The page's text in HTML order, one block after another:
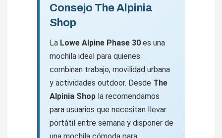
Consejo The Alpinia
Shop
La Lowe Alpine Phase 30 es una
mochila ideal para quienes
combinan trabajo, movilidad urbana
y actividades outdoor. Desde The
Alpinia Shop la recomendamos
para usuarios que necesitan llevar
portátil entre semana y disponer de
una mochila cómoda para